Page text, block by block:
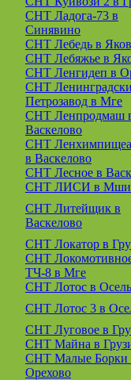
СНТ Ладога-73 в
Синявино
СНТ Лебедь в
СНТ Лебяжье в
СНТ Ленгидеп в
СНТ
Петрозавод в Мге
СНТ Ленпродмаш
Васкелово
СНТ
в Васкелово
СНТ Лесное в
СНТ ЛИСИ в
СНТ Литейщик в
Васкелово
СНТ Локатор в
СНТ
ТЧ-8 в Мге
СНТ Лотос в
СНТ Лотос 3 в
СНТ Луговое в
СНТ Майна в
СНТ Малые Борки
Орехово